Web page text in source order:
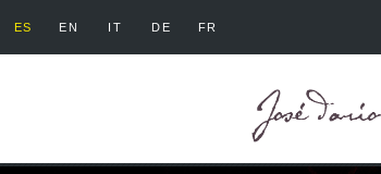
ES EN IT DE FR